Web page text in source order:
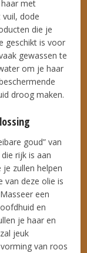
met
dode
die je
geschikt is voor
gewassen te
om je haar
droog maken.
goud” van
rijk is aan
zullen helpen
van deze olie is
een
en
je haar en
jeuk
van roos